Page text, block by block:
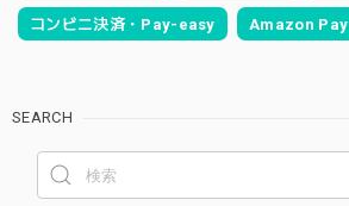
コンビニ決済・Pay-easy Amazon Pay
SEARCH